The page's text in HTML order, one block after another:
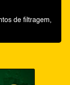
de filtragem,